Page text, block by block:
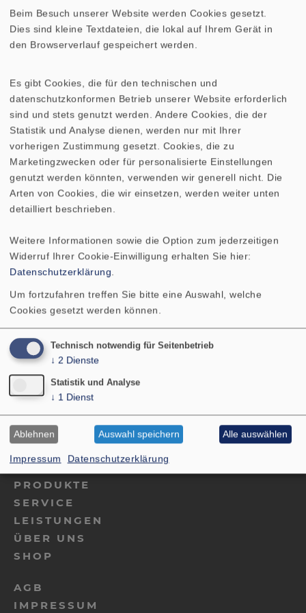
auf. Das Maß für die Dämpfung
ist die
Güte. Für Lautsprecher gilt folgendes: 1. Bei
geringerDämpfung(hohe Güte) werden
jedoch zieht die Wiedergabe von
Bassimpulsen lange Ausschwinger nach
sich. 2. Bei hoherDämpfung (geringe Güte)
ist die Basswiedergabe zwar sehr prägnant,
derFrequenzgangfällt jedoch zu früh ab.
Bei Lautsprechern müssen grundsätzlich
vier Arten von Dämpfungen betrachtet
werden. 1. mechanische
des Gehäuses 3. elektrischeDämpfungdes
Lautsprechers 4. elektrischeDämpfung
durch die Frequenzweiche
Kontakt
Ohligser Str. 29-31
42781 Haan
Deutschland
Tel.: 02129 552-0
PRODUKTE
SERVICE
LEISTUNGEN
ÜBER UNS
SHOP
AGB
IMPRESSUM
Beim Besuch unserer Website werden Cookies gesetzt.
Dies sind kleine Textdateien, die lokal auf Ihrem Gerät in
den Browserverlauf gespeichert werden.
Es gibt Cookies, die für den technischen und
datenschutzkonformen Betrieb unserer Website erforderlich
sind und stets genutzt werden. Andere Cookies, die der
Statistik und Analyse dienen, werden nur mit Ihrer
vorherigen Zustimmung gesetzt. Cookies, die zu
Marketingzwecken oder für personalisierte Einstellungen
genutzt werden könnten, verwenden wir generell nicht. Die
Arten von Cookies, die wir einsetzen, werden weiter unten
detailliert beschrieben.
Weitere Informationen sowie die Option zum jederzeitigen
Widerruf Ihrer Cookie-Einwilligung erhalten Sie hier:
Datenschutzerklärung.
Um fortzufahren treffen Sie bitte eine Auswahl, welche
Cookies gesetzt werden können.
Impressum Datenschutzerklärung
Technisch notwendig für Seitenbetrieb
↓ 2 Dienste
Statistik und Analyse
↓ 1 Dienst
Ablehnen Auswahl speichern Alle auswählen